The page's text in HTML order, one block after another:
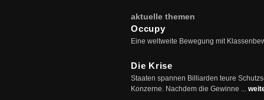
aktuelle themen
Occupy
Eine weltweite Bewegung mit
Die Krise
Staaten spannen Billiarden teure
Konzerne. Nachdem die Gewinne ...